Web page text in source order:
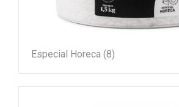
Especial Horeca (8)